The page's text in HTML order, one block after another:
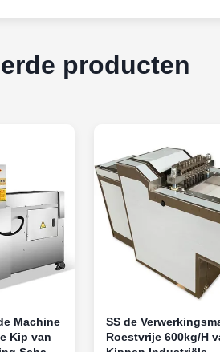
producten
Machine
Kip van
SS de
Roestvrije 600kg/H